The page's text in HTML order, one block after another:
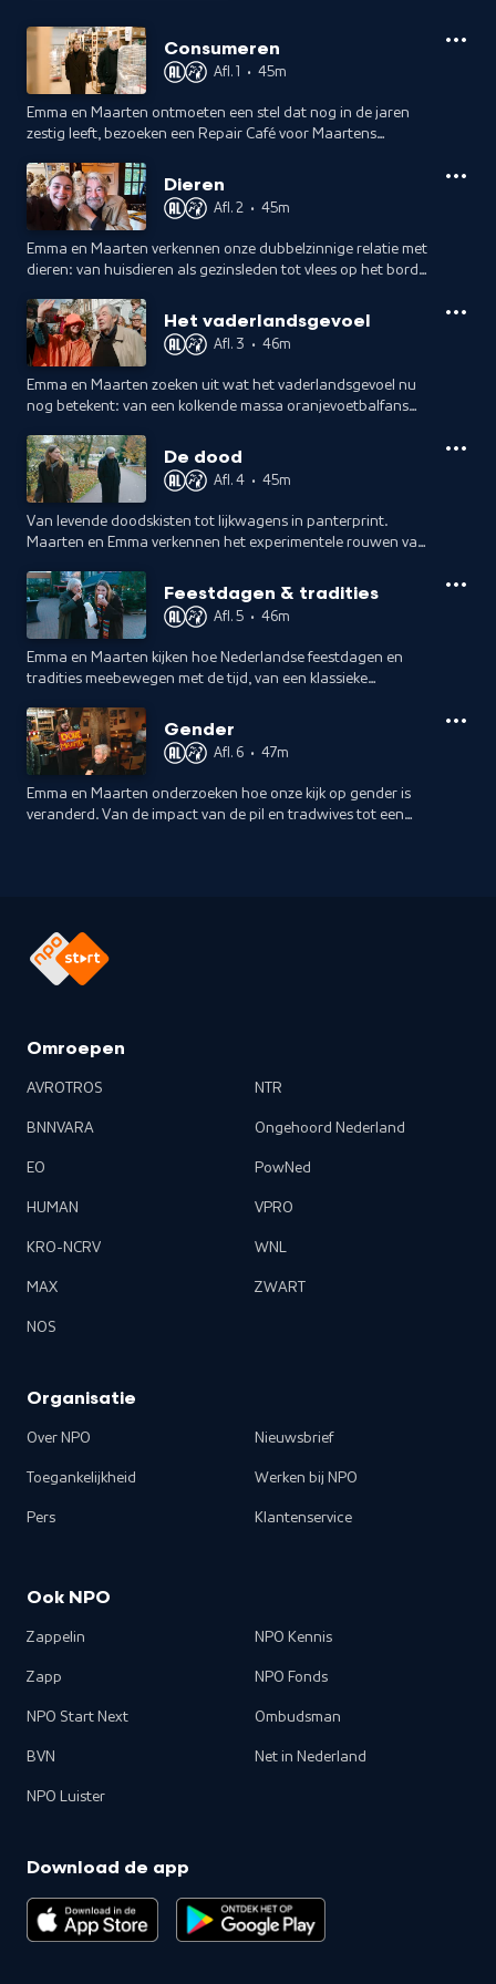
Consumeren
Afl. 1 • 45m
Emma en Maarten ontmoeten een stel dat nog in de jaren
zestig leeft, bezoeken een Repair Café voor Maartens
geretourneerde spullen.Dieren
Afl. 2 • 45m
Emma en Maarten verkennen onze dubbelzinnige relatie met
dieren: van huisdieren als gezinsleden tot vlees op het bord,
stukje gans proeft.
Het vaderlandsgevoel
Afl. 3 • 46m
Emma en Maarten zoeken uit wat het vaderlandsgevoel nu
nog betekent: van een kolkende massa oranjevoetbalfans
sterven als het erop aankomt.
De dood
Afl. 4 • 45m
Van levende doodskisten tot lijkwagens in panterprint.
Maarten en Emma verkennen het experimentele rouwen van
Feestdagen & tradities
Afl. 5 • 46m
Emma en Maarten kijken hoe Nederlandse feestdagen en
tradities meebewegen met de tijd, van een klassieke
en Chinees Nieuwjaar.Gender
Afl. 6 • 47m
Emma en Maarten onderzoeken hoe onze kijk op gender is
veranderd. Van de impact van de pil en tradwives tot een
Omroepen
AVROTROS
BNNVARA
EO
HUMAN
KRO-NCRV
MAX
NOS
NTR
Ongehoord Nederland
PowNed
VPRO
WNL
ZWART
Organisatie
Over NPO
Toegankelijkheid
Pers
Nieuwsbrief
Werken bij NPO
Klantenservice
Ook NPO
Zappelin
Zapp
NPO Start Next
BVN
NPO Luister
NPO Kennis
NPO Fonds
Ombudsman
Net in Nederland
Download de app